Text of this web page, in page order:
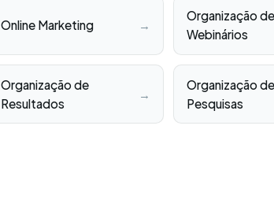
Online Marketing →
Organização de
Webinários
Organização de
Resultados
→
Organização de
Pesquisas